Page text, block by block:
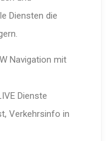
Diensten die
Navigation mit
Dienste
Verkehrsinfo in